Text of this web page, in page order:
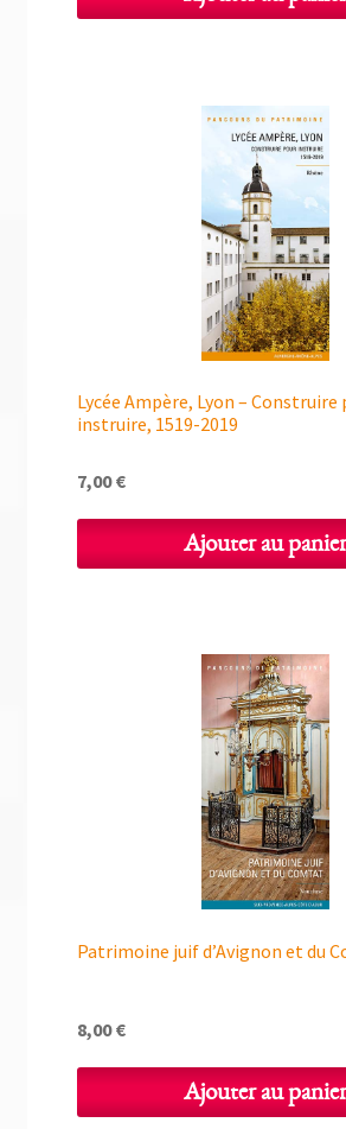
Lycée Ampère, Lyon – Construire
instruire, 1519-2019
7,00€
Ajouter au panier
Patrimoine juif d’Avignon et du
8,00€
Ajouter au panier